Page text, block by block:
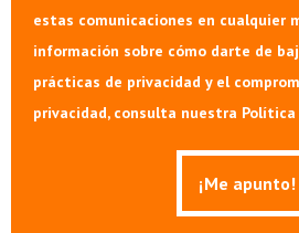
estas comunicaciones en cualquier
información sobre cómo darte de
prácticas de privacidad y el
privacidad, consulta nuestra